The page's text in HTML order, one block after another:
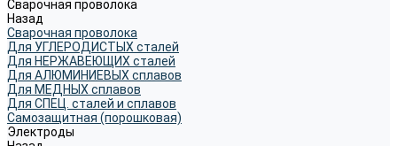
Сварочная проволока
Назад
Сварочная проволока
Для УГЛЕРОДИСТЫХ сталей
Для НЕРЖАВЕЮЩИХ сталей
Для АЛЮМИНИЕВЫХ сплавов
Для МЕДНЫХ сплавов
Для СПЕЦ. сталей и сплавов
Самозащитная (порошковая)
Электроды